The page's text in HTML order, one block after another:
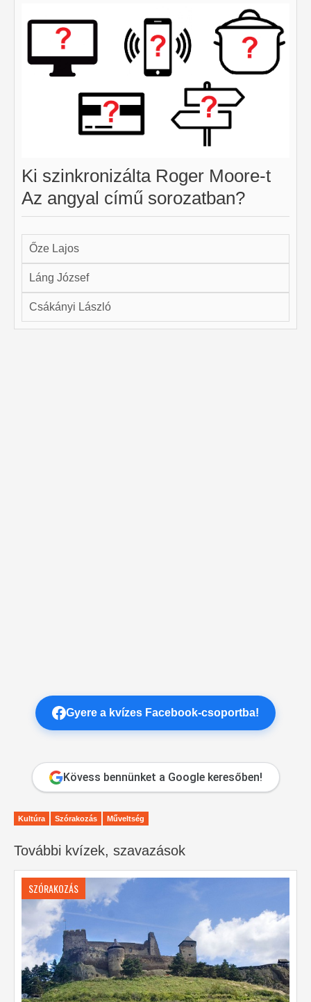
Ki szinkronizálta Roger Moore-t
Az angyal című sorozatban?
Őze Lajos
Láng József
Csákányi László
Gyere a kvízes Facebook-csoportba!
Kövess bennünket a Google keresőben!
Kultúra Szórakozás Műveltség
További kvízek, szavazások
SZÓRAKOZÁS